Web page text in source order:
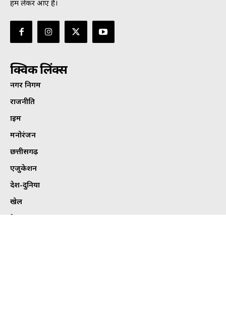
हम लेकर आए हैं।
क्विक लिंक्स
नगर निगम
राजनीति
क्राइम
मनोरंजन
छत्तीसगढ़
एजुकेशन
देश-दुनिया
खेल
हेल्थ